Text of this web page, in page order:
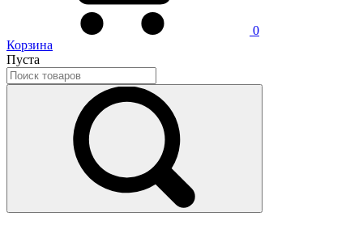
0
Корзина
Пуста